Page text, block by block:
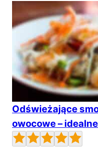
Odświeżające
owocowe –